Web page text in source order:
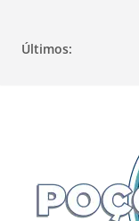
Últimos: